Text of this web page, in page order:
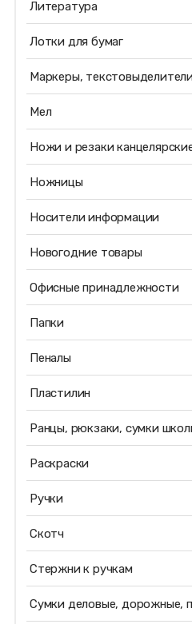
Литература
Лотки для бумаг
Маркеры,
Мел
Ножи и резаки
Ножницы
Носители информации
Новогодние товары
Офисные принадлежности
Папки
Пеналы
Пластилин
Ранцы, рюкзаки, сумки
Раскраски
Ручки
Скотч
Стержни к ручкам
Сумки деловые, дорожные,